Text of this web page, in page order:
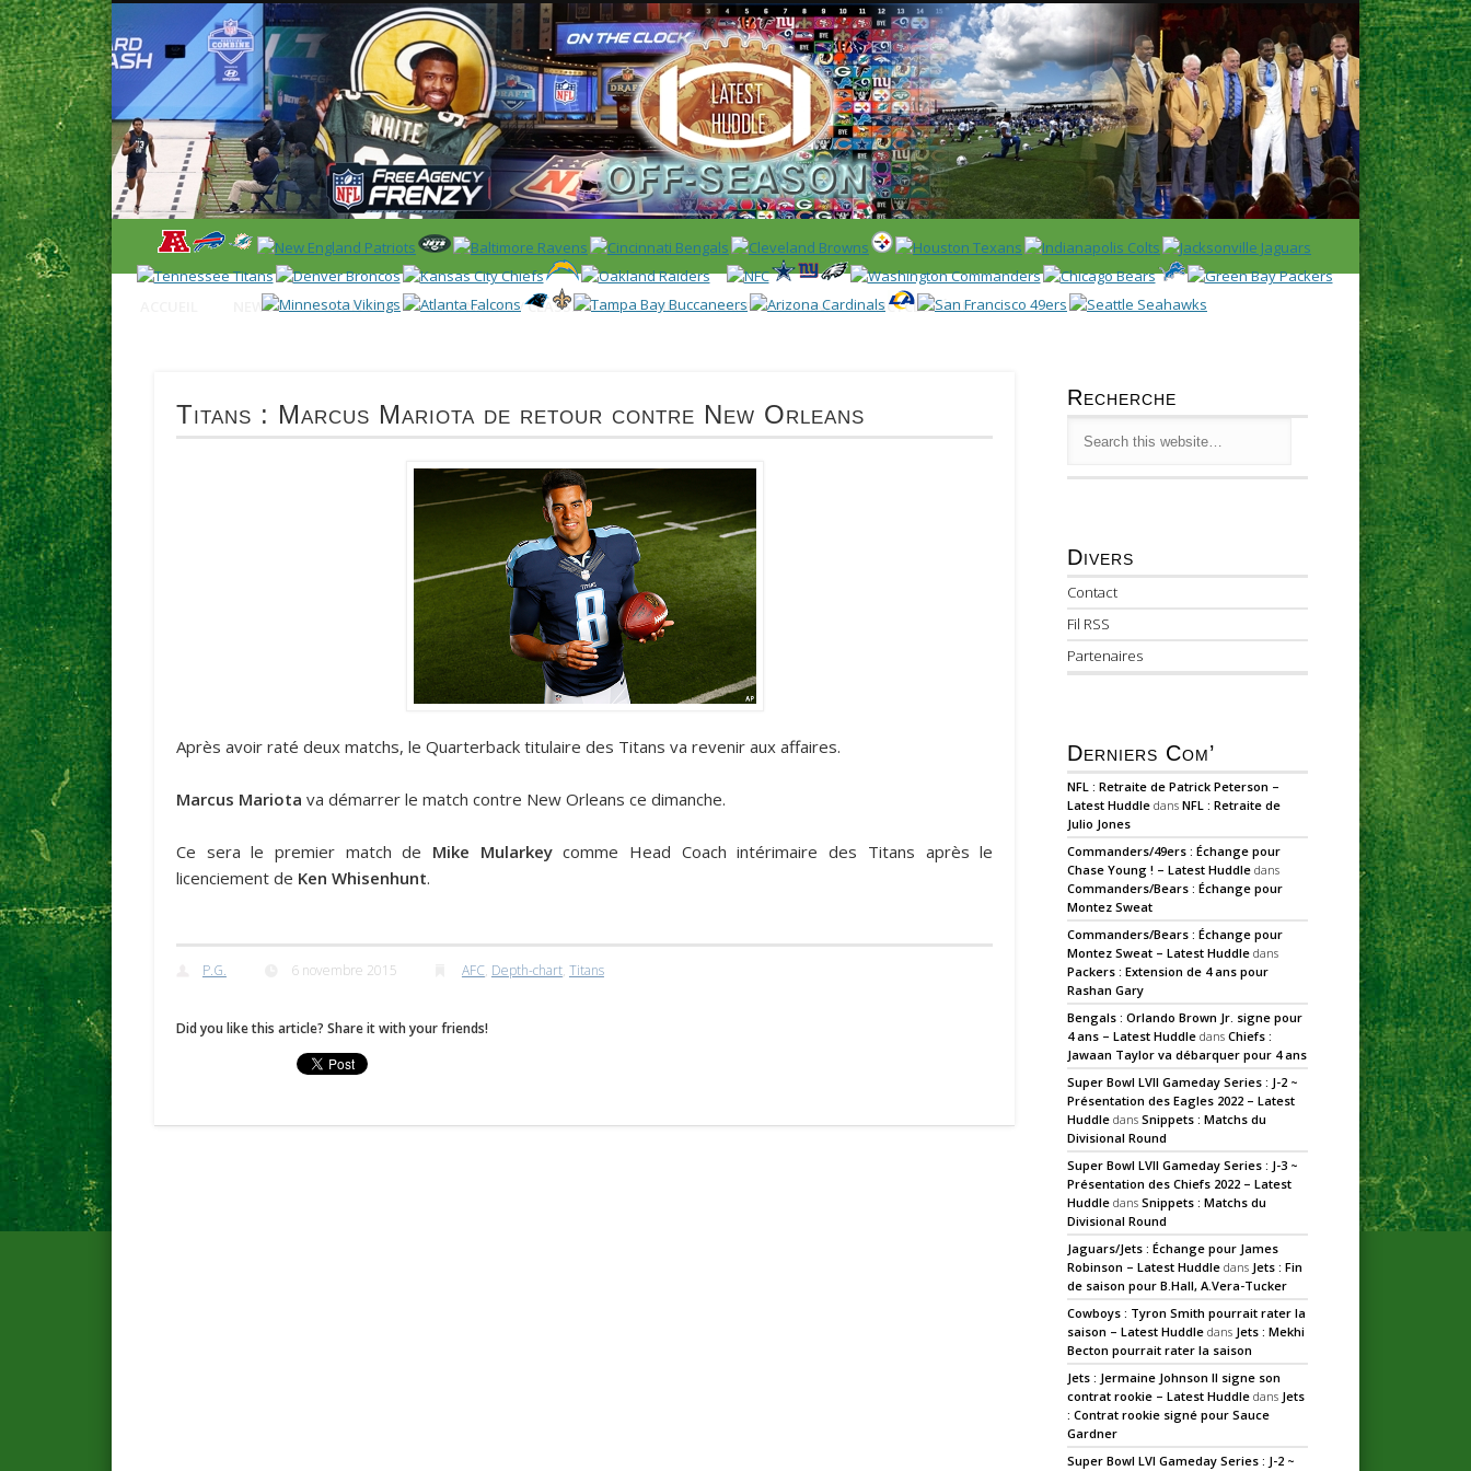
Latest
News en français sur la NFL et le Football Américain (Foot US)
NEWS SAISON 2025 CALENDRIER / CLASSEMENT NFL DRAFT/COMBINE ENCYCLOPÉDIE
Titans : Marcus Mariota de retour contre New Orleans
Après avoir raté deux matchs, le Quarterback titulaire des Titans va revenir aux affaires.
Marcus Mariota va démarrer le match contre New Orleans ce dimanche.
Ce sera le premier match de Mike Mularkeycomme Head Coach intérimaire des Titans après le
licenciement de Ken Whisenhunt.
P.G. 6 novembre 2015 AFC, Depth-chart, Titans
Did you like this article? Share it with your friends!
Recherche
Divers
Contact
Fil RSS
Partenaires
Derniers Com’
NFL : Retraite de Patrick Peterson –
Latest Huddle dansNFL : Retraite de
Julio Jones
Commanders/49ers : Échange pour
Chase Young ! – Latest Huddle dans
Commanders/Bears : Échange pour
Montez Sweat
Commanders/Bears : Échange pour
Montez Sweat – Latest Huddle dans
Packers : Extension de 4 ans pour
Rashan Gary
Bengals : Orlando Brown Jr. signe pour
4 ans – Latest Huddle dansChiefs :
Jawaan Taylor va débarquer pour 4 ans
Super Bowl LVII Gameday Series : J-2 ~
Présentation des Eagles 2022 – Latest
Huddle dansSnippets : Matchs du
Divisional Round
Super Bowl LVII Gameday Series : J-3 ~
Présentation des Chiefs 2022 – Latest
Huddle dansSnippets : Matchs du
Divisional Round
Jaguars/Jets : Échange pour James
Robinson – Latest Huddle dans Jets : Fin
de saison pour B.Hall, A.Vera-Tucker
Cowboys : Tyron Smith pourrait rater la
saison – Latest Huddle dans Jets : Mekhi
Becton pourrait rater la saison
Jets : Jermaine Johnson II signe son
contrat rookie – Latest Huddle dans Jets
: Contrat rookie signé pour Sauce
Gardner
Super Bowl LVI Gameday Series : J-2 ~